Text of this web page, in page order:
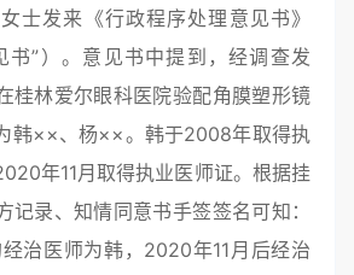
士发来《行政程序处理意见书》
书”）。意见书中提到，经调查发
桂林爱尔眼科医院验配角膜塑形镜
韩××、杨××。韩于2008年取得执
年11月取得执业医师证。根据挂
记录、知情同意书手签签名可知：
治医师为韩，2020年11月后经治